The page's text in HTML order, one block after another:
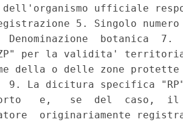
dell'organismo ufficiale
5. Singolo
botanica
per la validita'
della o delle zone
9. La dicitura specifica
e,   se  del  caso,  il
originariamente